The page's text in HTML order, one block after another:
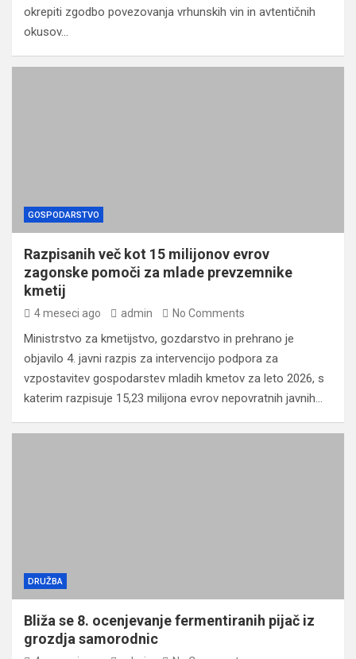
okrepiti zgodbo povezovanja vrhunskih vin in avtentičnih
okusov…
GOSPODARSTVO
Razpisanih več kot 15 milijonov evrov
zagonske pomoči za mlade prevzemnike
kmetij
4 meseci ago admin No Comments
Ministrstvo za kmetijstvo, gozdarstvo in prehrano je
objavilo 4. javni razpis za intervencijo podpora za
vzpostavitev gospodarstev mladih kmetov za leto 2026, s
katerim razpisuje 15,23 milijona evrov nepovratnih javnih…
DRUŽBA
Bliža se 8. ocenjevanje fermentiranih pijač iz
grozdja samorodnic